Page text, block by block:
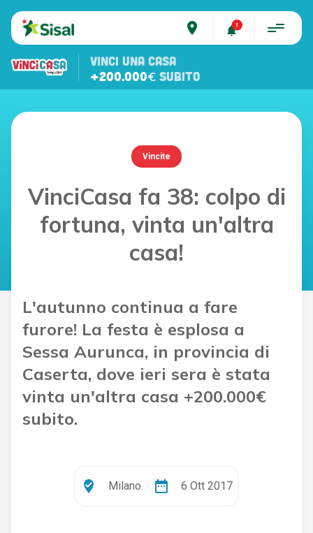
place
VINCI UNA CASA
+200.000€ SUBITO
Vincite
VinciCasa fa 38: colpo di
fortuna, vinta un'altra
casa!
L'autunno continua a fare
furore! La festa è esplosa a
Sessa Aurunca, in provincia di
Caserta, dove ieri sera è stata
vinta un'altra casa +200.000€
subito.
where_to_vote Milano date_range 6 Ott 2017